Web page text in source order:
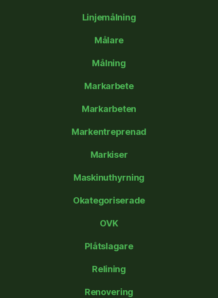
Linjemålning
Målare
Målning
Markarbete
Markarbeten
Markentreprenad
Markiser
Maskinuthyrning
Okategoriserade
OVK
Plåtslagare
Relining
Renovering